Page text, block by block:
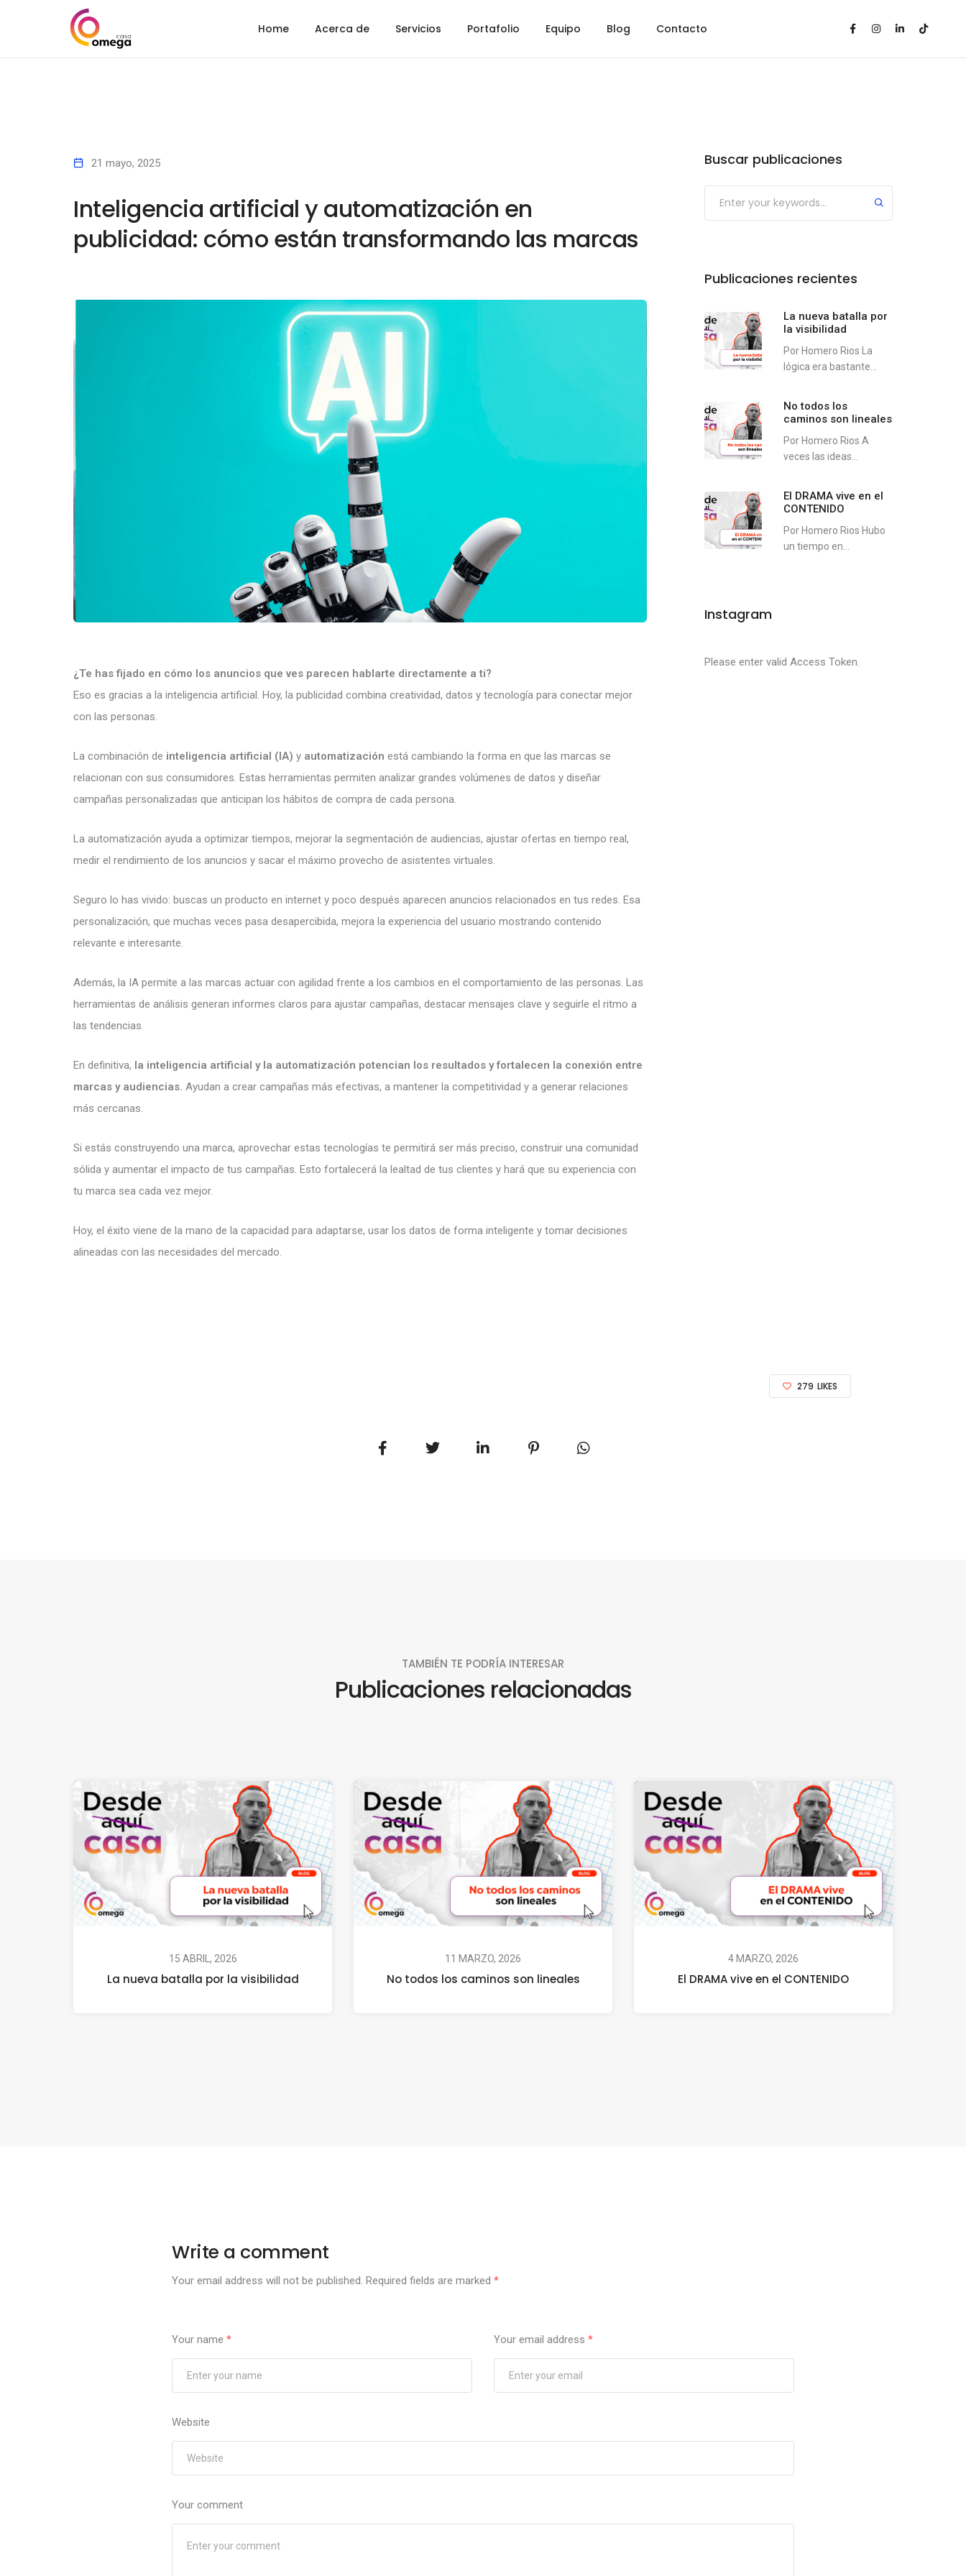
Home Acerca de Servicios Portafolio Equipo Blog Contacto
21 mayo, 2025
Inteligencia artificial y automatización en
publicidad: cómo están transformando las marcas
¿Te has fijado en cómo los anuncios que ves parecen hablarte directamente a ti?
Eso es gracias a la inteligencia artificial. Hoy, la publicidad combina creatividad, datos y tecnología para conectar mejor
con las personas.
La combinación de inteligencia artificial (IA) y automatización está cambiando la forma en que las marcas se
relacionan con sus consumidores. Estas herramientas permiten analizar grandes volúmenes de datos y diseñar
campañas personalizadas que anticipan los hábitos de compra de cada persona.
La automatización ayuda a optimizar tiempos, mejorar la segmentación de audiencias, ajustar ofertas en tiempo real,
medir el rendimiento de los anuncios y sacar el máximo provecho de asistentes virtuales.
Seguro lo has vivido: buscas un producto en internet y poco después aparecen anuncios relacionados en tus redes. Esa
personalización, que muchas veces pasa desapercibida, mejora la experiencia del usuario mostrando contenido
relevante e interesante.
Además, la IA permite a las marcas actuar con agilidad frente a los cambios en el comportamiento de las personas. Las
herramientas de análisis generan informes claros para ajustar campañas, destacar mensajes clave y seguirle el ritmo a
las tendencias.
En definitiva, la inteligencia artificial y la automatización potencian los resultados y fortalecen la conexión entre
marcas y audiencias. Ayudan a crear campañas más efectivas, a mantener la competitividad y a generar relaciones
más cercanas.
Si estás construyendo una marca, aprovechar estas tecnologías te permitirá ser más preciso, construir una comunidad
sólida y aumentar el impacto de tus campañas. Esto fortalecerá la lealtad de tus clientes y hará que su experiencia con
tu marca sea cada vez mejor.
Hoy, el éxito viene de la mano de la capacidad para adaptarse, usar los datos de forma inteligente y tomar decisiones
alineadas con las necesidades del mercado.
Buscar publicaciones
Publicaciones recientes
La nueva batalla por
la visibilidad
Por Homero Rios La
lógica era bastante...
No todos los
caminos son lineales
Por Homero Rios A
veces las ideas...
El DRAMA vive en el
CONTENIDO
Por Homero Rios Hubo
un tiempo en...
Instagram
Please enter valid Access Token.
279 LIKES
TAMBIÉN TE PODRÍA INTERESAR
Publicaciones relacionadas
15 ABRIL, 2026
La nueva batalla por la visibilidad
11 MARZO, 2026
No todos los caminos son lineales
4 MARZO, 2026
El DRAMA vive en el CONTENIDO
Write a comment
Your email address will not be published. Required fields are marked*
Your name* Your email address *
Website
Your comment